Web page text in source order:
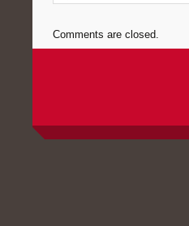
Comments are closed.